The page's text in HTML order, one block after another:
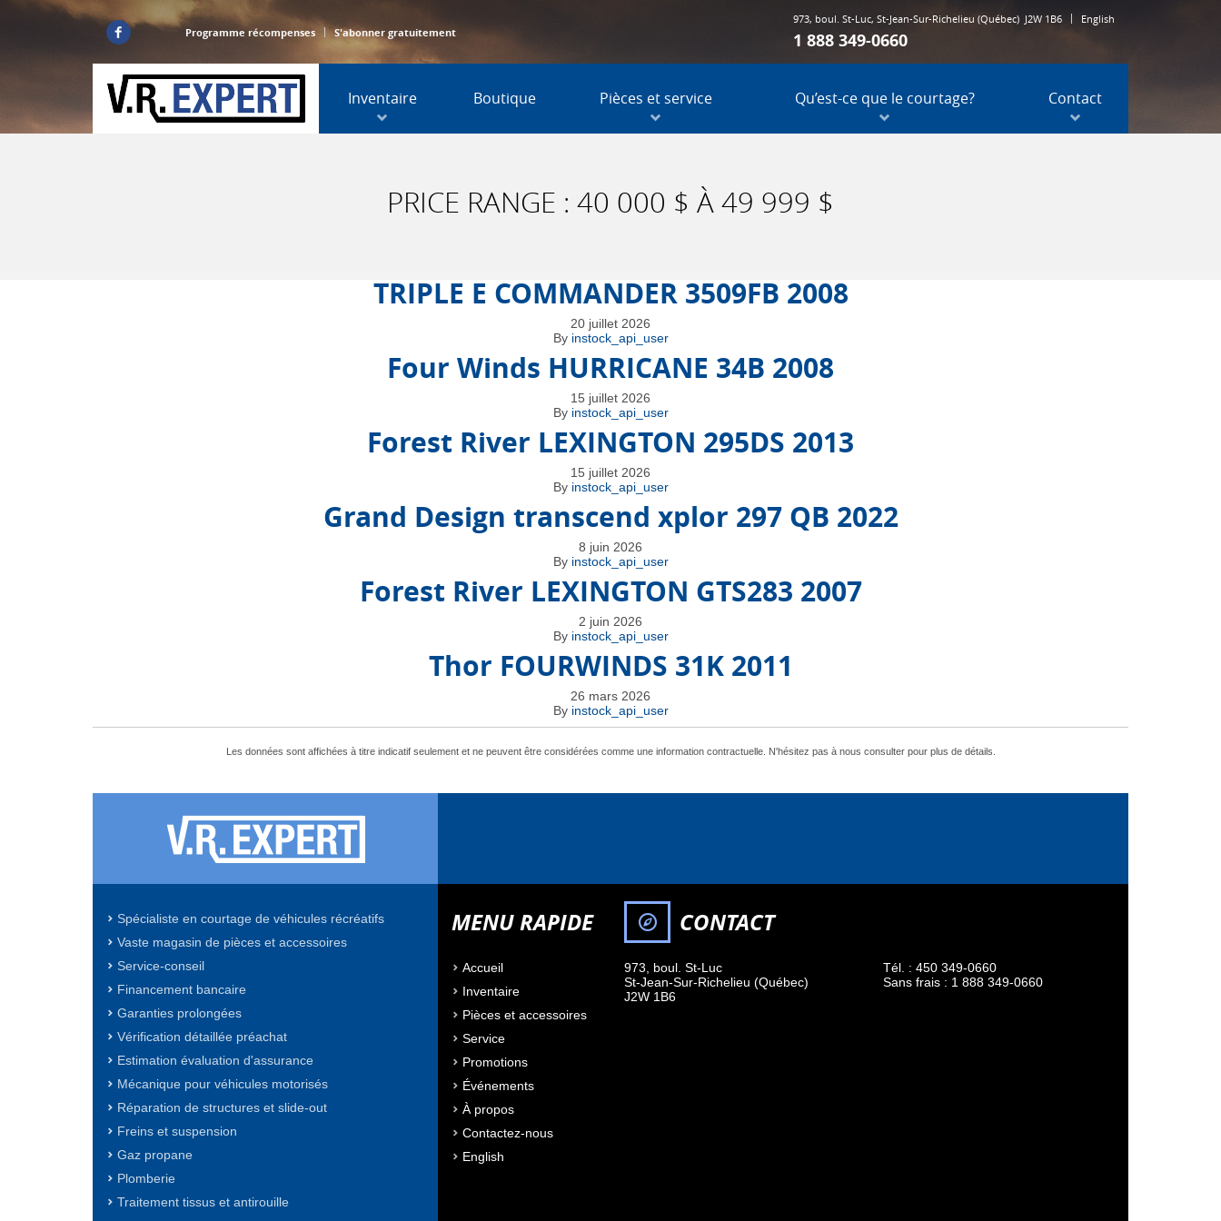
Inventaire Boutique Pièces et service Qu’est-ce que le courtage? Contact
1 888 349-0660
Programme récompenses S'abonner gratuitement
English
973, boul. St-Luc, St-Jean-Sur-Richelieu (Québec) J2W 1B6
1 888 349-0660
PRICE RANGE : 40 000 $ À 49 999 $
TRIPLE E COMMANDER 3509FB 2008
20 juillet 2026
By instock_api_user
Four Winds HURRICANE 34B 2008
15 juillet 2026
By instock_api_user
Forest River LEXINGTON 295DS 2013
15 juillet 2026
By instock_api_user
Grand Design transcend xplor 297 QB 2022
8 juin 2026
By instock_api_user
Forest River LEXINGTON GTS283 2007
2 juin 2026
By instock_api_user
Thor FOURWINDS 31K 2011
26 mars 2026
By instock_api_user
Les données sont affichées à titre indicatif seulement et ne peuvent être considérées comme une information contractuelle. N'hésitez pas à nous consulter pour plus de détails.
Spécialiste en courtage de véhicules récréatifs
Vaste magasin de pièces et accessoires
Service-conseil
Financement bancaire
Garanties prolongées
Vérification détaillée préachat
Estimation évaluation d'assurance
Mécanique pour véhicules motorisés
Réparation de structures et slide-out
Freins et suspension
Gaz propane
Plomberie
Traitement tissus et antirouille
MENU RAPIDE
Accueil
Inventaire
Pièces et accessoires
Service
Promotions
Événements
À propos
Contactez-nous
English
CONTACT
973, boul. St-Luc
St-Jean-Sur-Richelieu (Québec)
J2W 1B6
Tél. : 450 349-0660
Sans frais : 1 888 349-0660